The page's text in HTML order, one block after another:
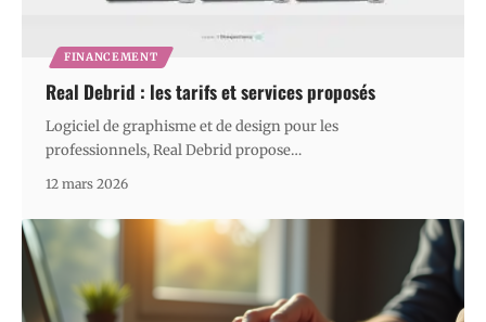
FINANCEMENT
Real Debrid : les tarifs et services proposés
Logiciel de graphisme et de design pour les
professionnels, Real Debrid propose…
12 mars 2026